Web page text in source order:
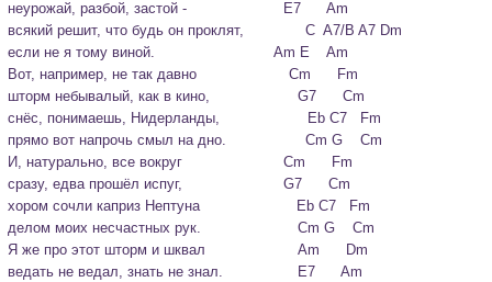
неурожай, разбой, застой -                      E7      Am
всякий решит, что будь он проклят,              C  A7/B A7 Dm
если не я тому виной.                           Am E    Am
Вот, например, не так давно                     Cm      Fm
шторм небывалый, как в кино,                    G7      Cm
снёс, понимаешь, Нидерланды,                    Eb C7   Fm
прямо вот напрочь смыл на дно.                  Cm G    Cm
И, натурально, все вокруг                       Cm      Fm
сразу, едва прошёл испуг,                       G7      Cm
хором сочли каприз Нептуна                      Eb C7   Fm
делом моих несчастных рук.                      Cm G    Cm
Я же про этот шторм и шквал                     Am      Dm
ведать не ведал, знать не знал.                 E7      Am